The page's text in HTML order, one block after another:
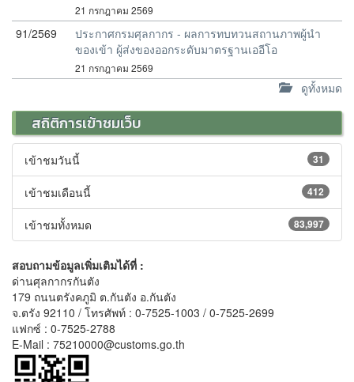
21 กรกฎาคม 2569
91/2569
ประกาศกรมศุลกากร - ผลการทบทวนสถานภาพผู้นำ
ของเข้า ผู้ส่งของออกระดับมาตรฐานเออีโอ
21 กรกฎาคม 2569
ดูทั้งหมด
สถิติการเข้าชมเว็บ
31
เข้าชมวันนี้
412
เข้าชมเดือนนี้
83,997
เข้าชมทั้งหมด
สอบถามข้อมูลเพิ่มเติมได้ที่ :
ด่านศุลกากรกันตัง
179 ถนนตรังคภูมิ ต.กันตัง อ.กันตัง
จ.ตรัง 92110 / โทรศัพท์ : 0-7525-1003 / 0-7525-2699
แฟกซ์ : 0-7525-2788
E-Mail : 75210000@customs.go.th